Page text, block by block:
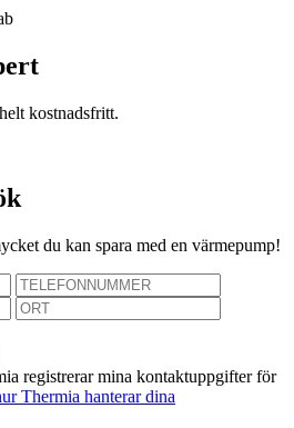
kostnadsfritt.
du kan spara med en värmepump!
registrerar mina kontaktuppgifter för
Thermia hanterar dina